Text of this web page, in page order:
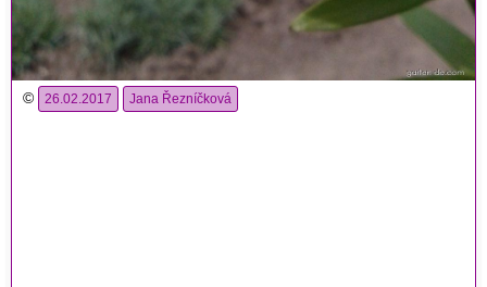
© 26.02.2017 Jana Řezníčková